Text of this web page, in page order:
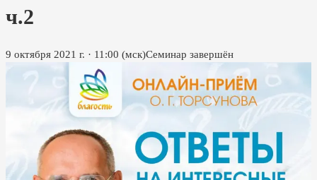
ч.2
9 октября 2021 г. · 11:00 (мск)Семинар завершён